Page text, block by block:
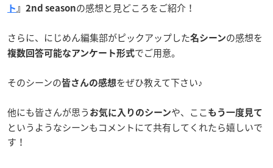
ト 』2nd seasonの感想と見どころをご紹介！
さらに、にじめん編集部がピックアップした名シーンの感想を
複数回答可能なアンケート形式でご用意。
そのシーンの皆さんの感想をぜひ教えて下さい♪
他にも皆さんが思う お気に入りのシーンや、ここ もう一度見て
というようなシーンもコメントにて共有してくれたら嬉しいで
す！